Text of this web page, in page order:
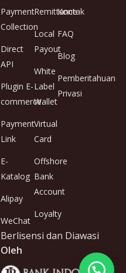
Payment
Collection
Direct
API
Plugin E-
commerce
Payment
Link
E-
Katalog
Alipay
WeChat
Remittance
Local
Payout
White
Label
Wallet
Virtual
Card
Offshore
Bank
Account
Loyalty
Kontak
FAQ
Blog
Pemberitahuan
Privasi
Berlisensi dan Diawasi
Oleh